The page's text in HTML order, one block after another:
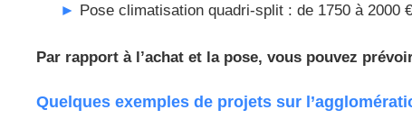
Pose climatisation quadri-split : de 1750 à 2000 €
Par rapport à l’achat et la pose, vous pouvez
Quelques exemples de projets sur